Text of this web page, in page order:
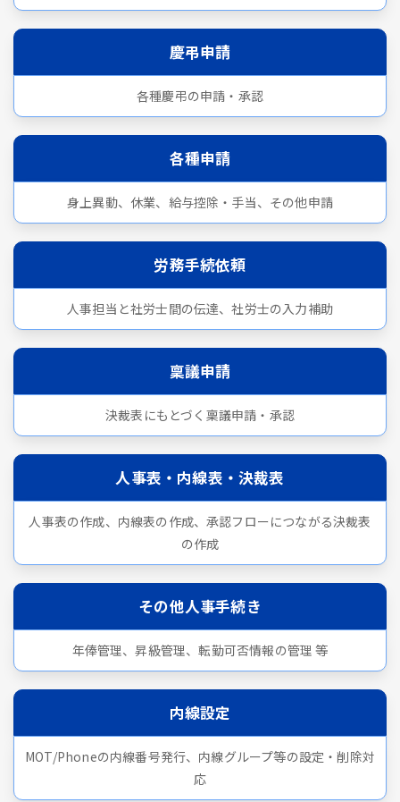
慶弔申請
各種慶弔の申請・承認
各種申請
身上異動、休業、給与控除・手当、その他申請
労務手続依頼
人事担当と社労士間の伝達、社労士の入力補助
稟議申請
決裁表にもとづく稟議申請・承認
人事表・内線表・決裁表
人事表の作成、内線表の作成、承認フローにつながる決裁表
の作成
その他人事手続き
年俸管理、昇級管理、転勤可否情報の管理 等
内線設定
MOT/Phoneの内線番号発行、内線グループ等の設定・削除対
応